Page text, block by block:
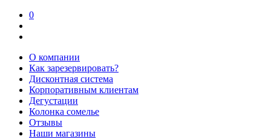
0
О компании
Как зарезервировать?
Дисконтная система
Корпоративным клиентам
Дегустации
Колонка сомелье
Отзывы
Наши магазины